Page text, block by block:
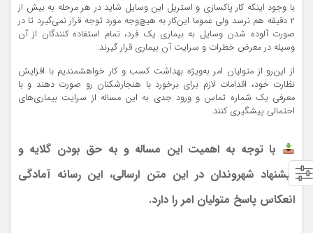
با وجود اینکه کار پاکسازی و استریل این وسایل شاید در هر مرحله به بیش از
۲ دقیقه هم نرسد ولی عموما این‌کار به هیچ‌وجه مورد توجه قرار نمی‌گیرد تا در
صورت آلوده شدن وسایل به بیماری یک فرد، تمام استفاده کنندگان از آن
وسیله در معرض خطرات و سرایت آن بیماری قرار گیرند.
از این‌رو از متولیان امر به‌ویژه بهداشت کسب و کار خواهشمندیم با افزایش
نظارت خود، اقدامات لازم برای برخورد با هنجارشکنان رو صورت دهند و با
معرفی یک شماره تماس و ورود جدی به این مساله از سرایت بیماری‌های
احتمالی پیشگیری کنند.
با توجه به اهمیت این مساله و به حق بودن گلایه و
پیشنهاد شهروندان در این متن ارسالی، این رسانه آمادگی
انعکاس پاسخ متولیان امر را دارد.